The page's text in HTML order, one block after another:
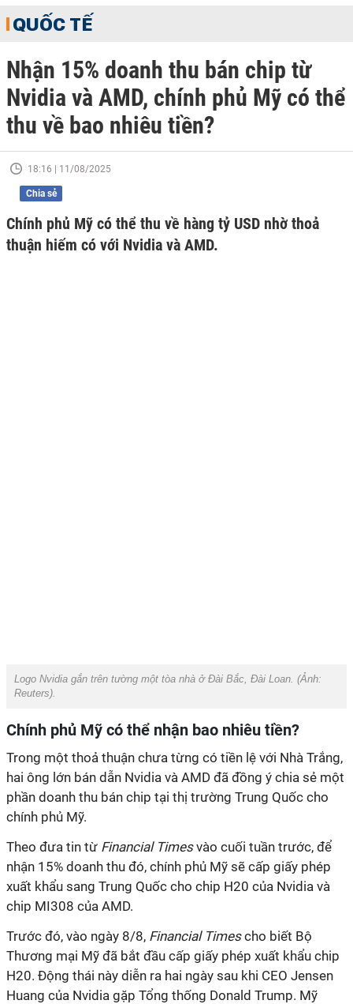
QUỐC TẾ
Nhận 15% doanh thu bán chip từ
Nvidia và AMD, chính phủ Mỹ có thể
thu về bao nhiêu tiền?
18:16 | 11/08/2025
Chia sẻ
Chính phủ Mỹ có thể thu về hàng tỷ USD nhờ thoả
thuận hiếm có với Nvidia và AMD.
Logo Nvidia gắn trên tường một tòa nhà ở Đài Bắc, Đài Loan. (Ảnh:
Reuters).
Chính phủ Mỹ có thể nhận bao nhiêu tiền?
Trong một thoả thuận chưa từng có tiền lệ với Nhà Trắng,
hai ông lớn bán dẫn Nvidia và AMD đã đồng ý chia sẻ một
phần doanh thu bán chip tại thị trường Trung Quốc cho
chính phủ Mỹ.
Theo đưa tin từ Financial Timesvào cuối tuần trước, để
nhận 15% doanh thu đó, chính phủ Mỹ sẽ cấp giấy phép
xuất khẩu sang Trung Quốc cho chip H20 của Nvidia và
chip MI308 của AMD.
Trước đó, vào ngày 8/8, Financial Timescho biết Bộ
Thương mại Mỹ đã bắt đầu cấp giấy phép xuất khẩu chip
H20. Động thái này diễn ra hai ngày sau khi CEO Jensen
Huang của Nvidia gặp Tổng thống Donald Trump. Mỹ